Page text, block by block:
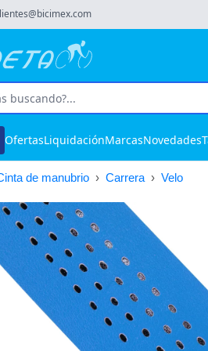
OfertasLiquidaciónMarcasNovedades
de manubrio › Carrera › Velo